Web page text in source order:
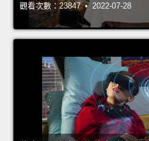
觀看次數：23847 • 2022-07-28